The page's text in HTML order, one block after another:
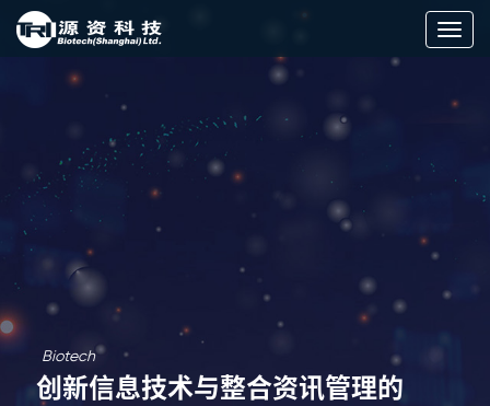
切
航
Biotech
创新信息技术与整合资讯管理的